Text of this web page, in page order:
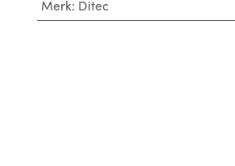
Merk: Ditec